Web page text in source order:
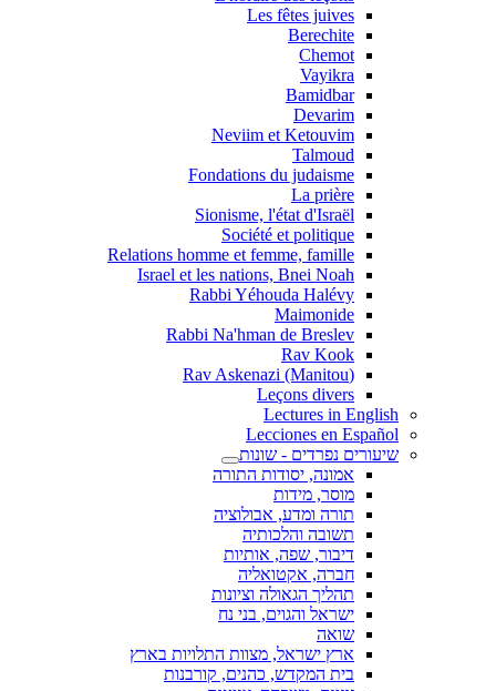
Les fêtes juives
Berechite
Chemot
Vayikra
Bamidbar
Devarim
Neviim et Ketouvim
Talmoud
Fondations du judaisme
La prière
Sionisme, l'état d'Israël
Société et politique
Relations homme et femme, famille
Israel et les nations, Bnei Noah
Rabbi Yéhouda Halévy
Maimonide
Rabbi Na'hman de Breslev
Rav Kook
(Rav Askenazi (Manitou
Leçons divers
Lectures in English
Lecciones en Español
שיעורים נפרדים - שונות
אמונה, יסודות התורה
מוסר, מידות
תורה ומדע, אבולוציה
תשובה והלכותיה
דיבור, שפה, אותיות
חברה, אקטואליה
תהליך הגאולה וציונות
ישראל והגוים, בני נח
שואה
ארץ ישראל, מצוות התלויות בארץ
בית המקדש, כהנים, קורבנות